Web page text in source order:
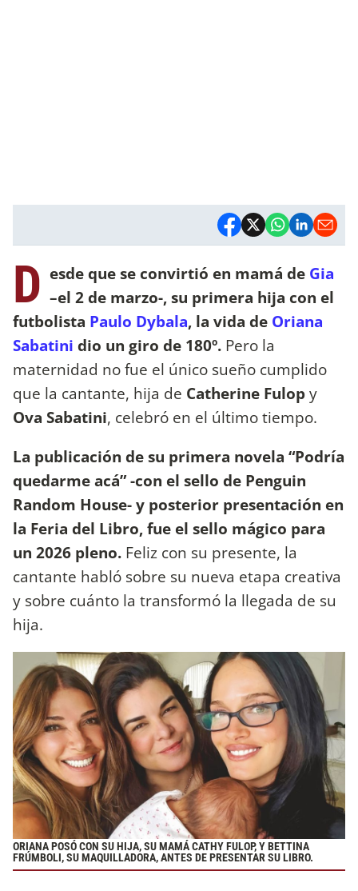
D esde que se convirtió en mamá de Gia
–el 2 de marzo-, su primera hija con el
futbolista Paulo Dybala, la vida de Oriana
Sabatini dio un giro de 180º. Pero la
maternidad no fue el único sueño cumplido
que la cantante, hija de Catherine Fulopy
Ova Sabatini, celebró en el último tiempo.
La publicación de su primera novela “Podría
quedarme acá” -con el sello de Penguin
Random House- y posterior presentación en
la Feria del Libro, fue el sello mágico para
un 2026 pleno. Feliz con su presente, la
cantante habló sobre su nueva etapa creativa
y sobre cuánto la transformó la llegada de su
hija.
ORIANA POSÓ CON SU HIJA, SU MAMÁ CATHY FULOP, Y BETTINA
FRÚMBOLI, SU MAQUILLADORA, ANTES DE PRESENTAR SU LIBRO.